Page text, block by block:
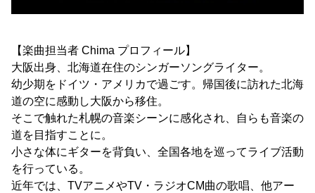
【楽曲担当者 Chima プロフィール】
大阪出身、北海道在住のシンガーソングライター。
幼少期をドイツ・アメリカで過ごす。帰国後に訪れた北海
道の空に感動し大阪から移住。
そこで触れた札幌の音楽シーンに感化され、自らも音楽の
道を目指すことに。
小さな体にギターを背負い、全国各地を巡ってライブ活動
を行っている。
近年では、TVアニメやTV・ラジオCM曲の歌唱、他アー